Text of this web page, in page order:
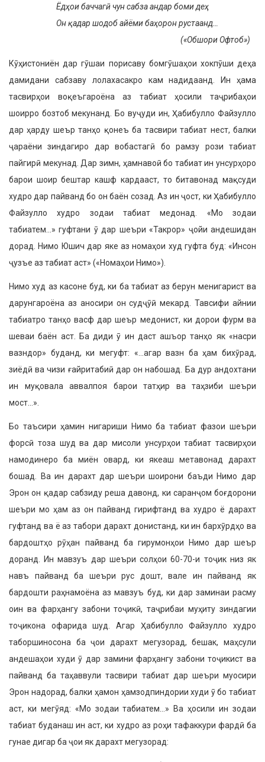
Ёдҳои баччагӣ чун сабза андар боми деҳ
Он қадар шодоб айёми баҳорон рустаанд…
(«Обшори Офтоб»)
Кӯҳистониён дар гӯшаи порисаву бомгӯшаҳои хокпӯши деҳа
дамидани сабзаву лолахасакро кам надидаанд. Ин ҳама
тасвирҳои воқеъгароёна аз табиат ҳосили таҷрибаҳои
шоирро бозтоб мекунанд. Бо вуҷуди ин, Ҳабибулло Файзулло
дар ҳарду шеър танҳо қонеъ ба тасвири табиат нест, балки
ҷараёни зиндагиро дар вобастагӣ бо рамзу рози табиат
пайгирӣ мекунад. Дар зимн, ҳамнавоӣ бо табиат ин унсурҳоро
барои шоир бештар кашф кардааст, то битавонад мақсуди
худро дар пайванд бо он баён созад. Аз ин ҷост, ки Ҳабибулло
Файзулло худро зодаи табиат медонад. «Мо зодаи
табиатем…» гуфтани ӯ дар шеъри «Такрор» ҷойи андешидан
дорад. Нимо Юшич дар яке аз номаҳои худ гуфта буд: «Инсон
ҷузъе аз табиат аст» («Номаҳои Нимо»).
Нимо худ аз касоне буд, ки ба табиат аз берун менигарист ва
дарунгароёна аз аносири он судҷӯӣ мекард. Тавсифи айнии
табиатро танҳо васф дар шеър медонист, ки дорои фурм ва
шеваи баён аст. Ба диди ӯ ин даст ашъор танҳо як «насри
вазндор» буданд, ки мегуфт: «…агар вазн ба ҳам бихӯрад,
зиёдӣ ва чизи ғайритабиӣ дар он набошад. Ба дур андохтани
ин муқовала аввалпоя барои татҳир ва таҳзиби шеъри
мост…».
Бо таъсири ҳамин нигариши Нимо ба табиат фазои шеъри
форсӣ тоза шуд ва дар мисоли унсурҳои табиат тасвирҳои
намодинеро ба миён овард, ки якеаш метавонад дарахт
бошад. Ва ин дарахт дар шеъри шоирони баъди Нимо дар
Эрон он қадар сабзиду реша давонд, ки саранҷом боғдорони
шеъри мо ҳам аз он пайванд гирифтанд ва худро ё дарахт
гуфтанд ва ё аз табори дарахт донистанд, ки ин бархӯрдҳо ва
бардоштҳо рӯҳан пайванд ба гирумонҳои Нимо дар шеър
доранд. Ин мавзуъ дар шеъри солҳои 60-70-и тоҷик низ як
навъ пайванд ба шеъри рус дошт, вале ин пайванд як
бардошти раҳнамоёна аз мавзуъ буд, ки дар заминаи расму
оин ва фарҳангу забони тоҷикӣ, таҷрибаи муҳиту зиндагии
тоҷикона офарида шуд. Агар Ҳабибулло Файзулло худро
таборшиносона ба ҷои дарахт мегузорад, бешак, маҳсули
андешаҳои худи ӯ дар замини фарҳангу забони тоҷикист ва
пайванд ба таҳаввули тасвири табиат дар шеъри муосири
Эрон надорад, балки ҳамон ҳамзодпиндории худи ӯ бо табиат
аст, ки мегӯяд: «Мо зодаи табиатем…» Ва ҳосили ин зодаи
табиат буданаш ин аст, ки худро аз роҳи тафаккури фардӣ ба
гунае дигар ба ҷои як дарахт мегузорад: